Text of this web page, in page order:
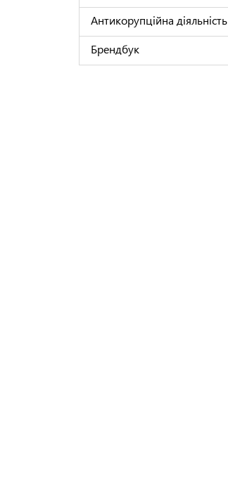
Антикорупційна діяльність
Брендбук